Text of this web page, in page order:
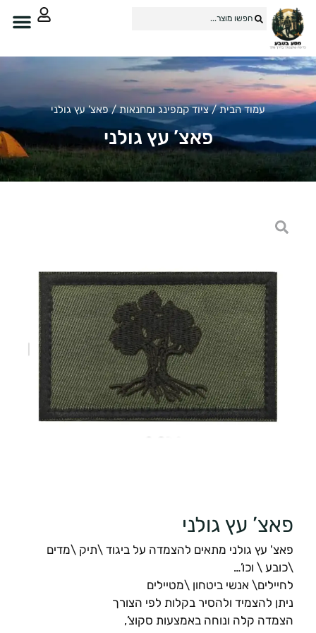
עמוד הבית/ציוד קמפינג ומחנאות/ פאצ’ עץ גולני
פאצ’ עץ גולני
פאצ’ עץ גולני
פאצ' עץ גולני מתאים להצמדה על ביגוד \תיק \מדים
\כובע \ וכו’…
לחיילים\ אנשי ביטחון \מטיילים
ניתן להצמיד ולהסיר בקלות לפי הצורך
הצמדה קלה ונוחה באמצעות סקוצ’,